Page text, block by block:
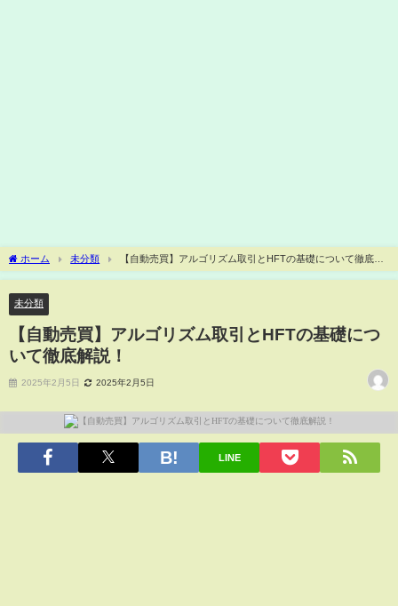
ホーム 未分類
【自動売買】アルゴリズム取引とHFTの基礎について徹底解
説！
未分類
【自動売買】アルゴリズム取引とHFTの基礎につ
いて徹底解説！
2025年2月5日 2025年2月5日
LINE